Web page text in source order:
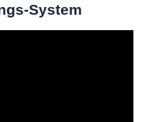
System